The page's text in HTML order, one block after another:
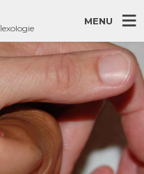
MENU
via je